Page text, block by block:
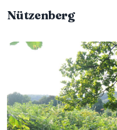
Nützenberg